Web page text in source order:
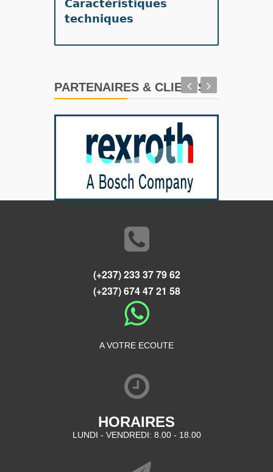
Caractéristiques
techniques
PARTENAIRES & CLIENTS
(+237) 233 37 79 62
(+237) 674 47 21 58
A VOTRE ECOUTE
HORAIRES
LUNDI - VENDREDI: 8.00 - 18.00